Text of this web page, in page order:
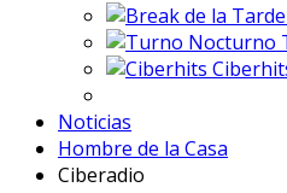
Noticias
Hombre de la Casa
Ciberadio